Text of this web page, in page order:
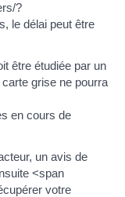
?
le délai peut être
être étudiée par un
grise ne pourra
en cours de
un avis de
<span
votre